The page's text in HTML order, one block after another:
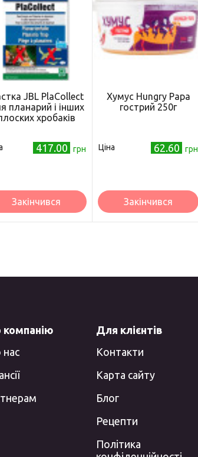
JBL PlaCollect
планарий і інших
хробаків
417.00 грн
Закінчився
Хумус Hungry Papa
гострий 250г
Ціна 62.60 грн
Закінчився
компанію
нас
Для клієнтів
Контакти
Карта сайту
Блог
Рецепти
Політика